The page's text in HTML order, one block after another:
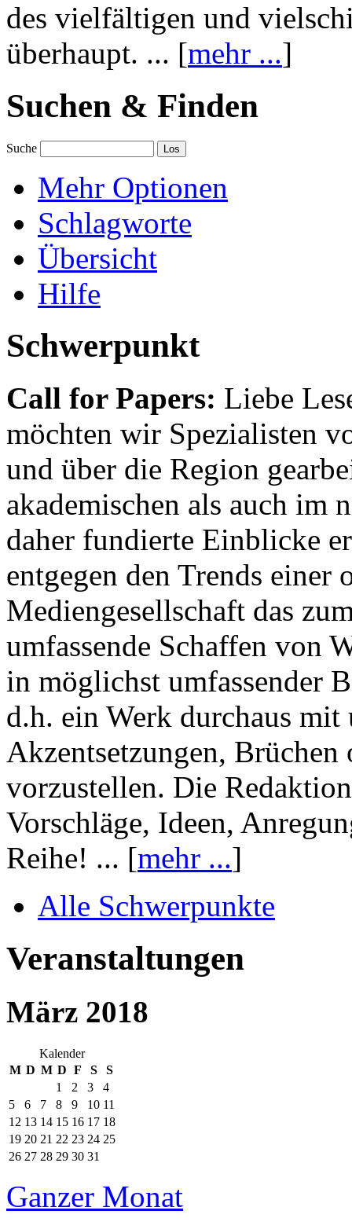
des vielfältigen und
überhaupt. ... [mehr ...]
Suchen & Finden
Suche
Mehr Optionen
Schlagworte
Übersicht
Hilfe
Schwerpunkt
Call for Papers: Liebe
möchten wir Spezialisten
und über die Region
akademischen als auch im
daher fundierte Einblicke
entgegen den Trends einer
Mediengesellschaft das
umfassende Schaffen von
in möglichst umfassender
d.h. ein Werk durchaus mit
Akzentsetzungen, Brüchen
vorzustellen. Die
Vorschläge, Ideen,
Reihe! ... [mehr ...]
Alle Schwerpunkte
Veranstaltungen
März 2018
Kalender
M D M D F S
S
1
2 3
4
5
6 7 8 9 10 11
12 13 14 15 16 17 18
19 20 21 22 23 24 25
26 27 28 29 30 31
Ganzer Monat